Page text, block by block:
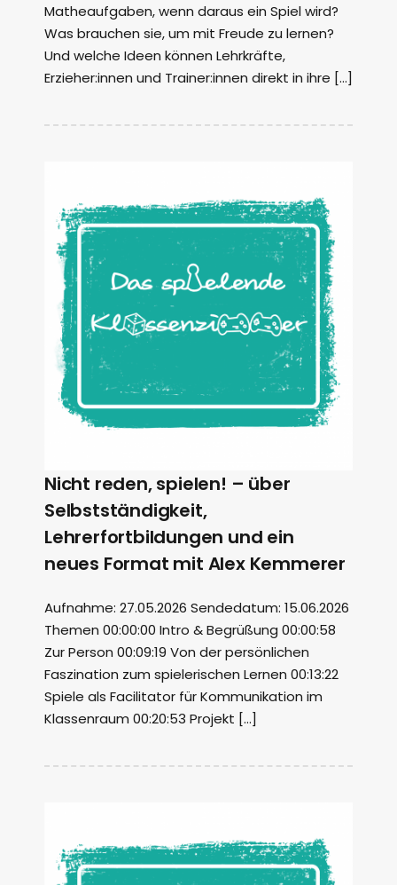
Matheaufgaben, wenn daraus ein Spiel wird?
Was brauchen sie, um mit Freude zu lernen?
Und welche Ideen können Lehrkräfte,
Erzieher:innen und Trainer:innen direkt in ihre […]
Nicht reden, spielen! – über
Selbstständigkeit,
Lehrerfortbildungen und ein
neues Format mit Alex Kemmerer
Aufnahme: 27.05.2026 Sendedatum: 15.06.2026
Themen 00:00:00 Intro & Begrüßung 00:00:58
Zur Person 00:09:19 Von der persönlichen
Faszination zum spielerischen Lernen 00:13:22
Spiele als Facilitator für Kommunikation im
Klassenraum 00:20:53 Projekt […]